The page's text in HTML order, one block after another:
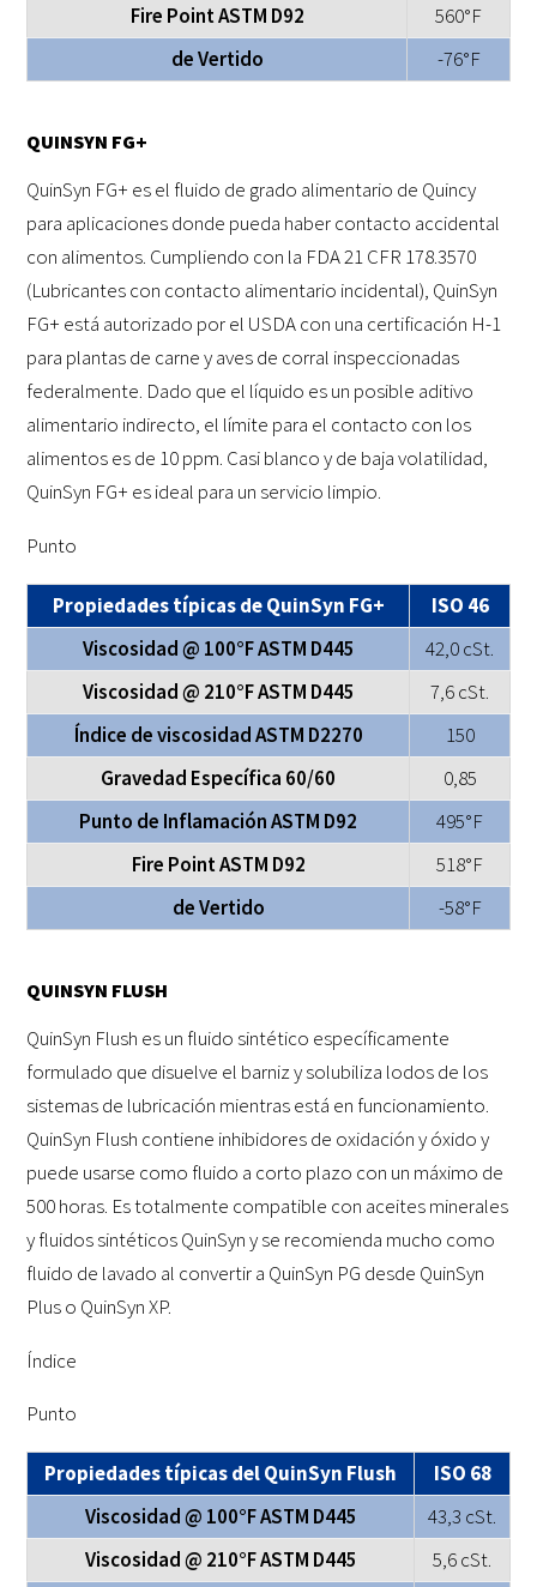
Fire Point ASTM D92
560°F
de Vertido
-76°F
QUINSYN FG+
QuinSyn FG+ es el fluido de grado alimentario de Quincy
para aplicaciones donde pueda haber contacto accidental
con alimentos. Cumpliendo con la FDA 21 CFR 178.3570
(Lubricantes con contacto alimentario incidental), QuinSyn
FG+ está autorizado por el USDA con una certificación H-1
para plantas de carne y aves de corral inspeccionadas
federalmente. Dado que el líquido es un posible aditivo
alimentario indirecto, el límite para el contacto con los
alimentos es de 10 ppm. Casi blanco y de baja volatilidad,
QuinSyn FG+ es ideal para un servicio limpio.
Punto
Propiedades típicas de QuinSyn FG+
ISO 46
Viscosidad @ 100°F ASTM D445
42,0 cSt.
Viscosidad @ 210°F ASTM D445
7,6 cSt.
Índice de viscosidad ASTM D2270
150
Gravedad Específica 60/60
0,85
Punto de Inflamación ASTM D92
495°F
Fire Point ASTM D92
518°F
de Vertido
-58°F
QUINSYN FLUSH
QuinSyn Flush es un fluido sintético específicamente
formulado que disuelve el barniz y solubiliza lodos de los
sistemas de lubricación mientras está en funcionamiento.
QuinSyn Flush contiene inhibidores de oxidación y óxido y
puede usarse como fluido a corto plazo con un máximo de
500 horas. Es totalmente compatible con aceites minerales
y fluidos sintéticos QuinSyn y se recomienda mucho como
fluido de lavado al convertir a QuinSyn PG desde QuinSyn
Plus o QuinSyn XP.
Índice
Punto
Propiedades típicas del QuinSyn Flush
ISO 68
Viscosidad @ 100°F ASTM D445
43,3 cSt.
Viscosidad @ 210°F ASTM D445
5,6 cSt.